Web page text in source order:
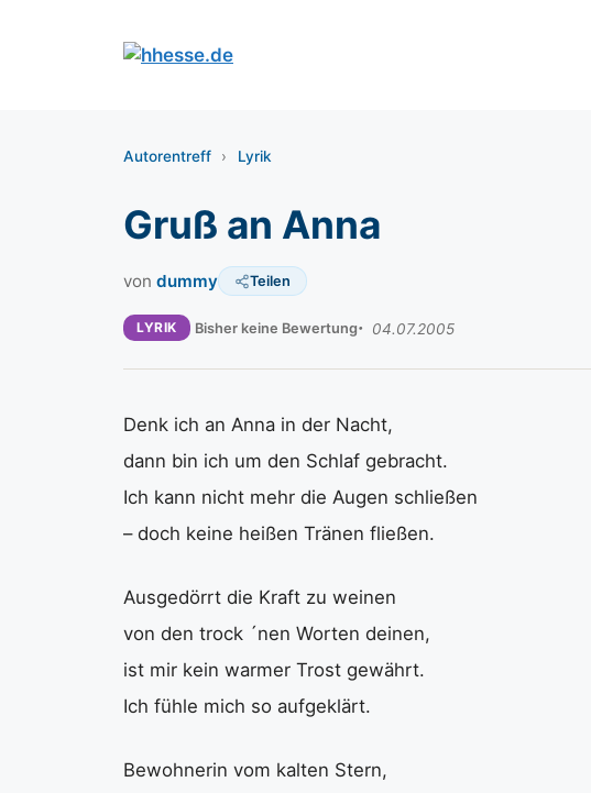
Autorentreff › Lyrik
Gruß an Anna
von dummy Teilen
LYRIK Bisher keine Bewertung 04.07.2005
Denk ich an Anna in der Nacht,
dann bin ich um den Schlaf gebracht.
Ich kann nicht mehr die Augen schließen
– doch keine heißen Tränen fließen.
Ausgedörrt die Kraft zu weinen
von den trock ´nen Worten deinen,
ist mir kein warmer Trost gewährt.
Ich fühle mich so aufgeklärt.
Bewohnerin vom kalten Stern,